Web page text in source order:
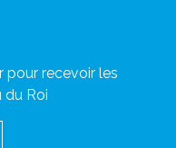
pour recevoir les
du Roi